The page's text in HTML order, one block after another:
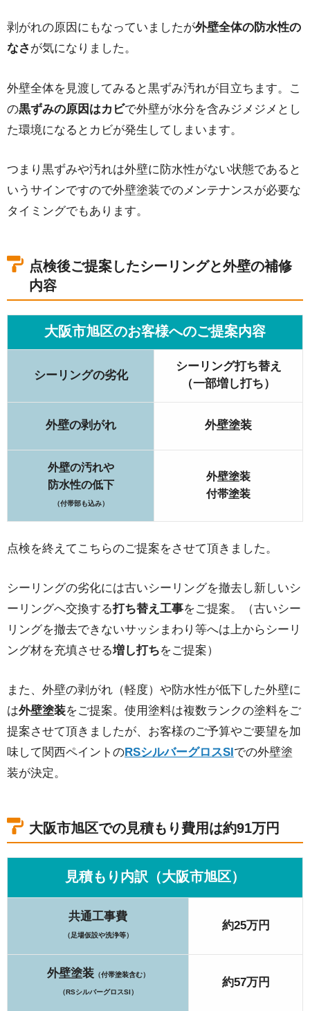
剥がれの原因にもなっていましたが外壁全体の防水性の
なさ が気になりました。
外壁全体を見渡してみると黒ずみ汚れが目立ちます。こ
の黒ずみの原因はカビで外壁が水分を含みジメジメとし
た環境になるとカビが発生してしまいます。
つまり黒ずみや汚れは外壁に防水性がない状態であると
いうサインですので外壁塗装でのメンテナンスが必要な
タイミングでもあります。
点検後ご提案したシーリングと外壁の補修
内容
大阪市旭区のお客様へのご提案内容
シーリングの劣化
シーリング打ち替え
（一部増し打ち）
外壁の剥がれ 外壁塗装
外壁の汚れや
防水性の低下
（付帯部も込み）
外壁塗装
付帯塗装
点検を終えてこちらのご提案をさせて頂きました。
シーリングの劣化には古いシーリングを撤去し新しいシ
ーリングへ交換する打ち替え工事をご提案。（古いシー
リングを撤去できないサッシまわり等へは上からシーリ
ング材を充填させる増し打ちをご提案）
また、外壁の剥がれ（軽度）や防水性が低下した外壁に
は外壁塗装をご提案。使用塗料は複数ランクの塗料をご
提案させて頂きましたが、お客様のご予算やご要望を加
味して関西ペイントのRSシルバーグロスSIでの外壁塗
装が決定。
大阪市旭区での見積もり費用は約91万円
見積もり内訳（大阪市旭区）
共通工事費
（足場仮設や洗浄等）
約25万円
外壁塗装（付帯塗装含む）
（RSシルバーグロスSI）
約57万円